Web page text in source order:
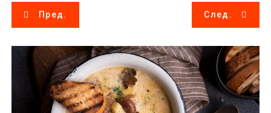
Н
а
в
и
Пред. След.